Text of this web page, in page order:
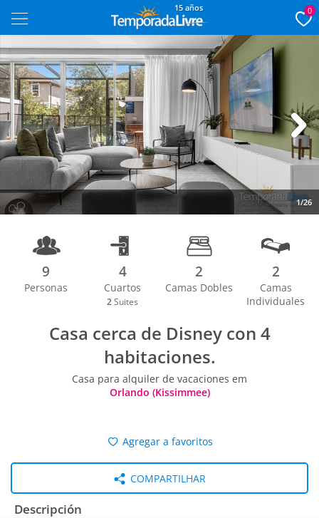
15 años 0
1/26
Next
9
Personas
4
Cuartos
2 Suites
2
Camas Dobles
2
Camas
Individuales
Casa cerca de Disney con 4
habitaciones.
Casa para alquiler de vacaciones em
Orlando (Kissimmee)
Agregar a favoritos
COMPARTILHAR
Descripción